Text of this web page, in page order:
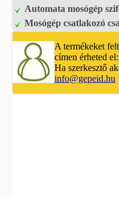
Automata mosógép
Mosógép csatlakozó
A termékeket
címen érheted el:
Ha szerkesztő
info@gepeid.hu